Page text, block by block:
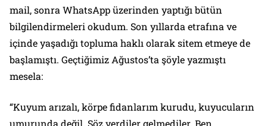
mail, sonra WhatsApp üzerinden yaptığı bütün
bilgilendirmeleri okudum. Son yıllarda etrafına ve
içinde yaşadığı topluma haklı olarak sitem etmeye de
başlamıştı. Geçtiğimiz Ağustos’ta şöyle yazmıştı
mesela:
“Kuyum arızalı, körpe fidanlarım kurudu, kuyucuların
umurunda değil. Söz verdiler gelmediler. Ben